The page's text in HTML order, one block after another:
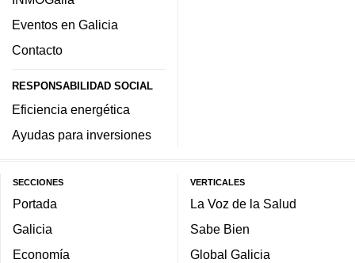
Eventos en Galicia
Contacto
RESPONSABILIDAD SOCIAL
Eficiencia energética
Ayudas para inversiones
SECCIONES
Portada
Galicia
Economía
VERTICALES
La Voz de la Salud
Sabe Bien
Global Galicia